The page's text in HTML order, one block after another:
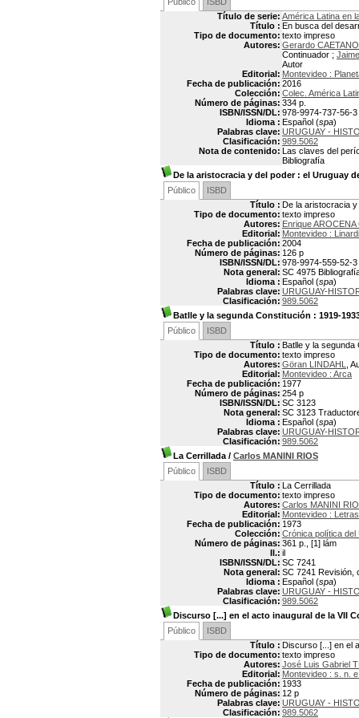
Título de serie: América Latina en
Título : En busca del
Tipo de documento: texto impreso
Autores: Gerardo
Continuador ;
Autor
Editorial: Montevideo :
Fecha de publicación: 2016
Colección: Colec. América
Número de páginas: 334 p.
ISBN/ISSN/DL: 978-9974-737-56-3
Idioma : Español (spa)
Palabras clave: URUGUAY -
Clasificación: 989.5062
Nota de contenido: Las claves del
Bibliografía
De la aristocracia y del poder: el Uruguay
Público
ISBD
Título : De la aristocracia
Tipo de documento: texto impreso
Autores: Enrique AROCENA
Editorial: Montevideo :
Fecha de publicación: 2004
Número de páginas: 126 p
ISBN/ISSN/DL: 978-9974-559-52-3
Nota general: SC 4975
Idioma : Español (spa)
Palabras clave: URUGUAY-
Clasificación: 989.5062
Batlle y la segunda Constitución : 1919-
Público
ISBD
Título : Batlle y la segunda
Tipo de documento: texto impreso
Autores: Göran LINDAHL
,
Editorial: Montevideo : Arca
Fecha de publicación: 1977
Número de páginas: 254 p
ISBN/ISSN/DL: SC 3123
Nota general: SC 3123
Idioma : Español (spa)
Palabras clave: URUGUAY-
Clasificación: 989.5062
La Cerrillada / Carlos MANINI RIOS
Público
ISBD
Título : La Cerrillada
Tipo de documento: texto impreso
Autores: Carlos MANINI
Editorial: Montevideo : Letras
Fecha de publicación: 1973
Colección: Crónica política
Número de páginas: 361 p., [1] lám
Il.: il
ISBN/ISSN/DL: SC 7241
Nota general: SC 7241 Revisión,
Idioma : Español (spa)
Palabras clave: URUGUAY -
Clasificación: 989.5062
Discurso [...] en el acto inaugural de la VII
Público
ISBD
Título : Discurso [...] en el
Tipo de documento: texto impreso
Autores: José Luis Gabriel
Editorial: Montevideo : s. n.
Fecha de publicación: 1933
Número de páginas: 12 p
Palabras clave: URUGUAY -
Clasificación: 989.5062